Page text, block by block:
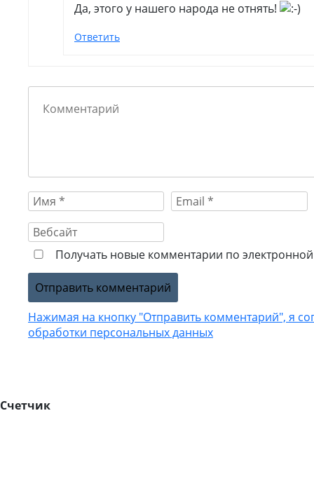
Да, этого у нашего народа не отнять!
Ответить
Получать новые комментарии по
Нажимая на кнопку "Отправить комментарий", я
обработки персональных данных
Счетчик